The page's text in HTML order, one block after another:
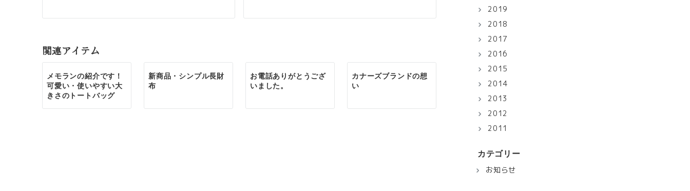
ゲ
ー
シ
ョ
関連アイテム
メモランの紹介です！
可愛い・使いやすい大
きさのトートバッグ
新商品・シンプル長財
布
お電話ありがとうござ
いました。
カナーズブランドの想
い
2019
2018
2017
2016
2015
2014
2013
2012
2011
カテゴリー
お知らせ